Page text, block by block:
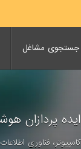
جستجوی مشاغل
ایده پردازان
کامپیوتر، فناوری